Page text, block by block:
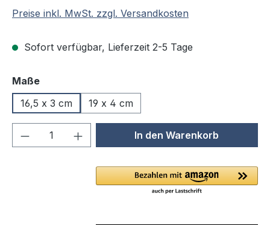
Preise inkl. MwSt. zzgl. Versandkosten
Sofort verfügbar, Lieferzeit 2-5 Tage
Maßeauswählen
16,5 x 3 cm
19 x 4 cm
Produkt Anzahl: Gib denIn den Warenkorb